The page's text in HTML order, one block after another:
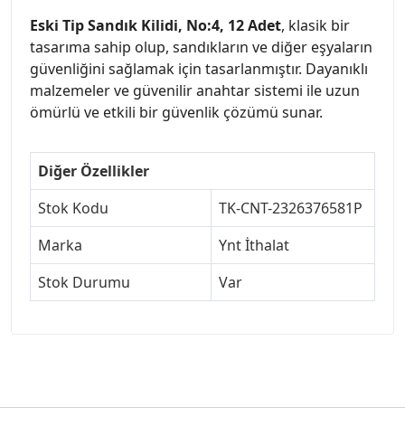
Eski Tip Sandık Kilidi, No:4, 12 Adet, klasik bir
tasarıma sahip olup, sandıkların ve diğer eşyaların
güvenliğini sağlamak için tasarlanmıştır. Dayanıklı
malzemeler ve güvenilir anahtar sistemi ile uzun
ömürlü ve etkili bir güvenlik çözümü sunar.
Diğer Özellikler
Stok Kodu
TK-CNT-2326376581P
Marka
Ynt İthalat
Stok Durumu
Var